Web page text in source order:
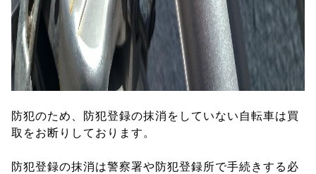
防犯のため、防犯登録の抹消をしていない自転車は買
取をお断りしております。
防犯登録の抹消は警察署や防犯登録所で手続きする必